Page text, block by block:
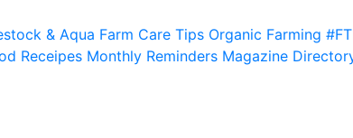
& Aqua Farm Care Tips Organic Farming
Receipes Monthly Reminders Magazine